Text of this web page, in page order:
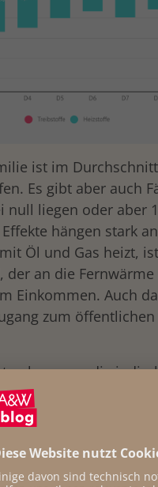
ist im
Es gibt aber auch
null liegen oder aber
hängen stark
Öl und Gas heizt,
der an die
Einkommen. Auch
zum
kommen die
CO
Studie schätzt, dass
dadurch
könnten.